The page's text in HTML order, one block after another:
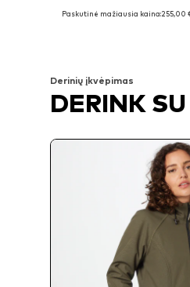
Paskutinė mažiausia kaina:255,00
Derinių įkvėpimas
DERINK SU